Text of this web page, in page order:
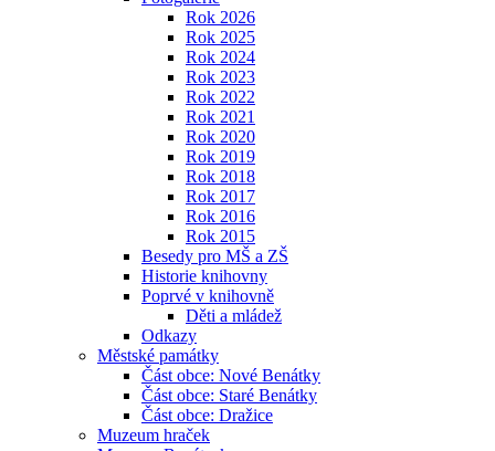
Rok 2026
Rok 2025
Rok 2024
Rok 2023
Rok 2022
Rok 2021
Rok 2020
Rok 2019
Rok 2018
Rok 2017
Rok 2016
Rok 2015
Besedy pro MŠ a ZŠ
Historie knihovny
Poprvé v knihovně
Děti a mládež
Odkazy
Městské památky
Část obce: Nové Benátky
Část obce: Staré Benátky
Část obce: Dražice
Muzeum hraček